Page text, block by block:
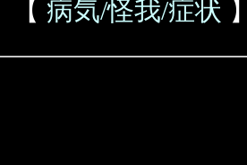
【 病気/怪我/症状 】